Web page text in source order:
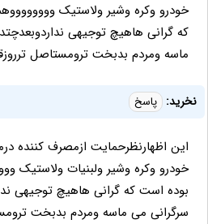
خودرو وکره وشیر ولاستیک
که گرانی هاهیچ توجیهی
ماسه ومردم بدبخت ترومستاصل
نخرید: پاسخ
این اظهارنظرحمایت ازمصرف کننده
خودرو وکره وشیر ولبنیات ولاستیک
بوده است که گرانی هاهیچ توجیهی
سرگرانی می ماسه ومردم بدبخت